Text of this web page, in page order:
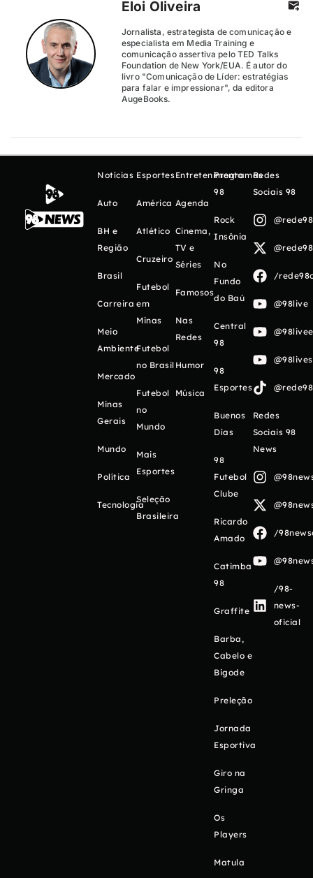
Eloi Oliveira
Jornalista, estrategista de comunicação e
especialista em Media Training e
comunicação assertiva pelo TED Talks
Foundation de New York/EUA. É autor do
livro "Comunicação de Líder: estratégias
para falar e impressionar", da editora
AugeBooks.
Notícias
Auto
BH e
Região
Brasil
Carreira
Meio
Ambiente
Mercado
Minas
Gerais
Mundo
Política
Tecnologia
Esportes
América
Atlético
Cruzeiro
Futebol
em
Minas
Futebol
no Brasil
Futebol
no
Mundo
Mais
Esportes
Seleção
Brasileira
Entretenimento
Agenda
Cinema,
TV e
Séries
Famosos
Nas
Redes
Humor
Música
Programas
98
Rock
Insônia
No
Fundo
do Baú
Central
98
98
Esportes
Buenos
Días
98
Futebol
Clube
Ricardo
Amado
Catimba
98
Graffite
Barba,
Cabelo e
Bigode
Preleção
Jornada
Esportiva
Giro na
Gringa
Os
Players
Matula
Redes
Sociais 98
/
@98live
Redes
Sociais 98
News
/
/98-
news-
oficial